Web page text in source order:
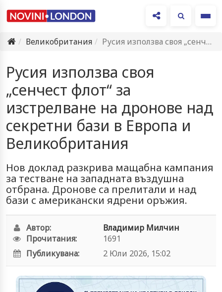
Великобритания
Русия използва своя „сенчест флот“ за изстрелване на дронове над…
Русия използва своя
„сенчест флот“ за
изстрелване на дронове над
секретни бази в Европа и
Великобритания
Нов доклад разкрива мащабна кампания
за тестване на западната въздушна
отбрана. Дронове са прелитали и над
бази с американски ядрени оръжия.
Автор:
Владимир Милчин
Прочитания:
1691
Публикувана:
2 Юли 2026, 15:02